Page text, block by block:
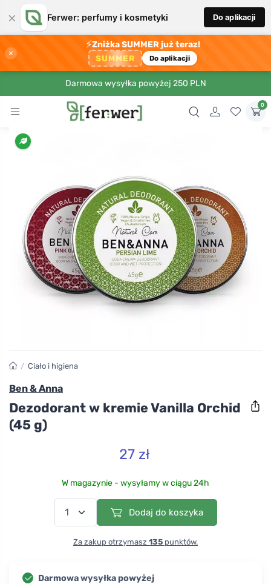
× Ferwer: perfumy i kosmetyki Do aplikacji
×
⚡Zniżka SUMMER już teraz!
SUMMER Do aplikacji
Darmowa wysyłka powyżej 250 PLN
0
/ Ciało i higiena
Ben & Anna
Dezodorant w kremie Vanilla Orchid
(45 g)
27 zł
W magazynie - wysyłamy w ciągu 24h
Dodaj do koszyka
Za zakup otrzymasz 135 punktów.
Darmowa wysyłka powyżej